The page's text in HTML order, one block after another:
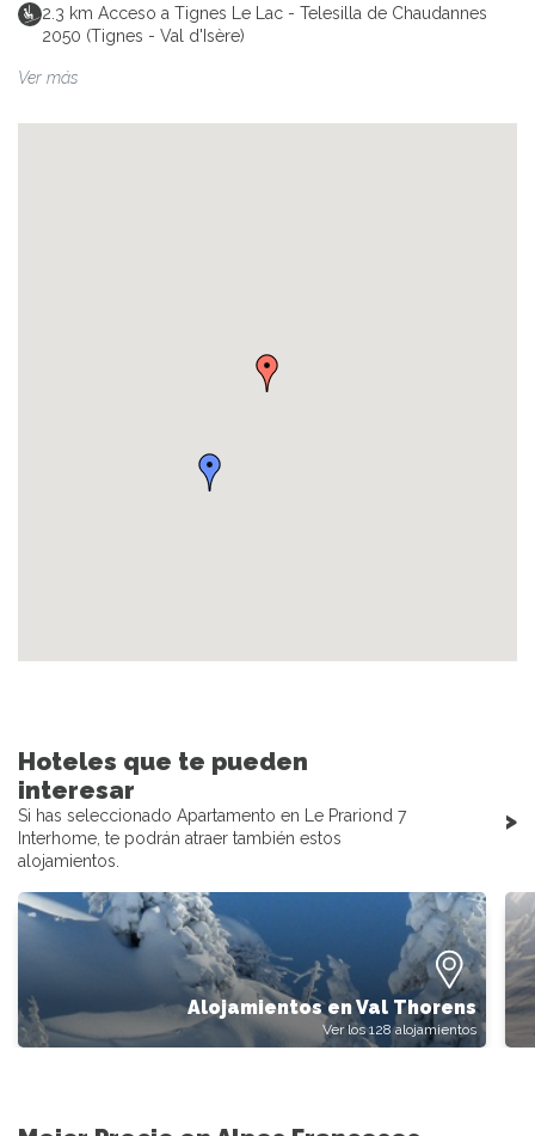
2.3 km Acceso a Tignes Le Lac - Telesilla de Chaudannes
2050 (Tignes - Val d'Isère)
Ver más
Hoteles que te pueden
interesar
Si has seleccionado Apartamento en Le Prariond 7
Interhome, te podrán atraer también estos
alojamientos.
>
Alojamientos en Val Thorens
Ver los 128 alojamientos